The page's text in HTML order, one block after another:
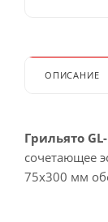
ОПИСАНИЕ
Грильято
сочетающее
75x300 мм